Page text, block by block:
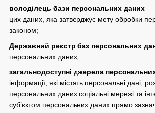
володілець бази персональних даних —
цих даних, яка затверджує мету обробки
законом;
Державний реєстр баз персональних
персональних даних;
загальнодоступні джерела
інформації, які містять персональні дані,
персональних даних соціальні мережі та
суб’єктом персональних даних прямо